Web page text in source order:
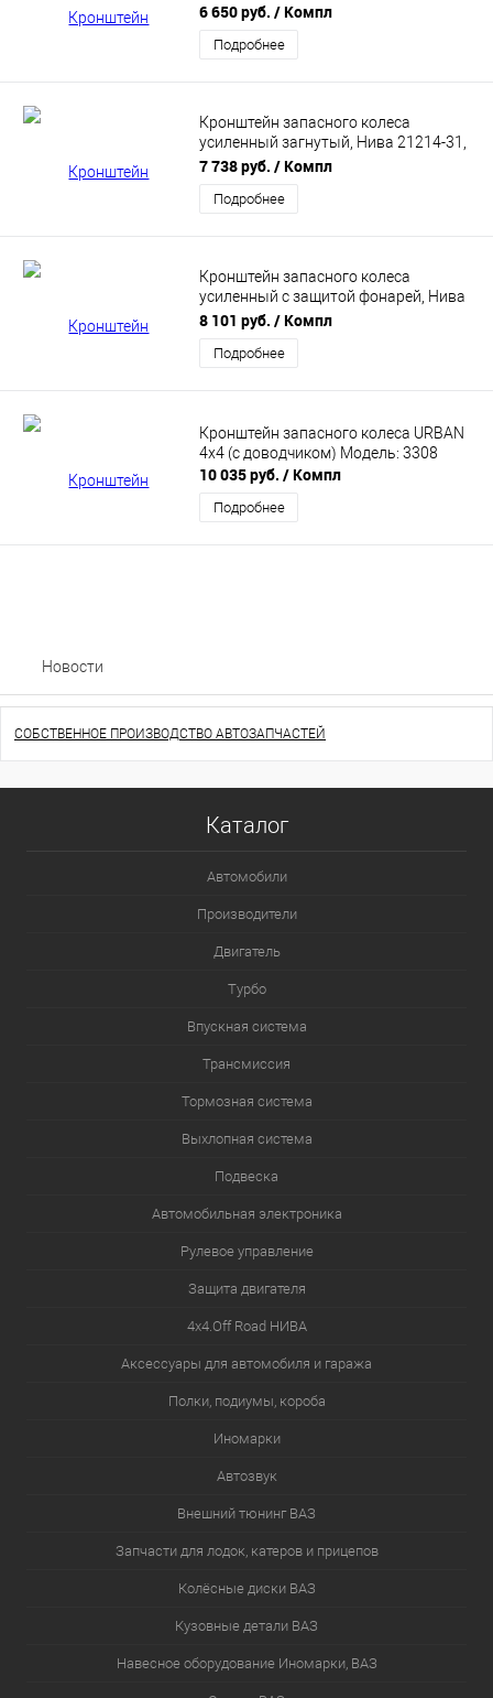
6 650 руб. / Компл
Подробнее
Кронштейн запасного колеса
усиленный загнутый, Нива 21214-31,
Модель: 0332
7 738 руб. / Компл
Подробнее
Кронштейн запасного колеса
усиленный с защитой фонарей, Нива
21214 -31, Модель: 0331
8 101 руб. / Компл
Подробнее
Кронштейн запасного колеса URBAN
4x4 (с доводчиком) Модель: 3308
10 035 руб. / Компл
Подробнее
Новости
СОБСТВЕННОЕ ПРОИЗВОДСТВО АВТОЗАПЧАСТЕЙ
Каталог
Автомобили
Производители
Двигатель
Турбо
Впускная система
Трансмиссия
Тормозная система
Выхлопная система
Подвеска
Автомобильная электроника
Рулевое управление
Защита двигателя
4х4.Off Road НИВА
Аксессуары для автомобиля и гаража
Полки, подиумы, короба
Иномарки
Автозвук
Внешний тюнинг ВАЗ
Запчасти для лодок, катеров и прицепов
Колёсные диски ВАЗ
Кузовные детали ВАЗ
Навесное оборудование Иномарки, ВАЗ